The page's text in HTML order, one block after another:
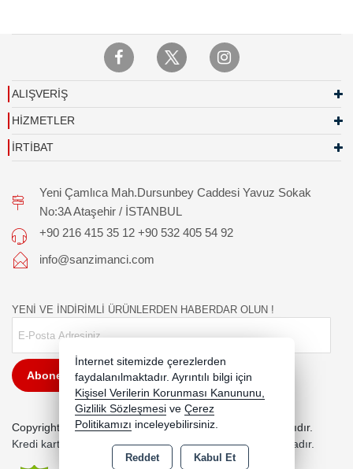
ALIŞVERİŞ
HİZMETLER
İRTİBAT
Yeni Çamlıca Mah.Dursunbey Caddesi Yavuz Sokak
No:3A Ataşehir / İSTANBUL
+90 216 415 35 12 +90 532 405 54 92
info@sanzimanci.com
YENİ VE İNDİRİMLİ ÜRÜNLERDEN HABERDAR OLUN !
Abone Ol
Copyright 2026 sanzimanmarketi.com - Tüm hakları saklıdır.
Kredi kartı bilgileriniz 256bit SSL sertifikası ile korunmaktadır.
İnternet sitemizde çerezlerden
faydalanılmaktadır. Ayrıntılı bilgi için
Kişisel Verilerin Korunması Kanununu,
Gizlilik Sözleşmesi ve Çerez
Politikamızı inceleyebilirsiniz.
Reddet Kabul Et